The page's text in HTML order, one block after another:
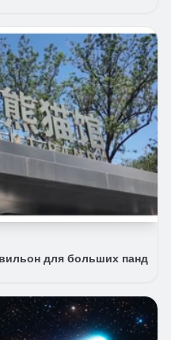
для больших панд